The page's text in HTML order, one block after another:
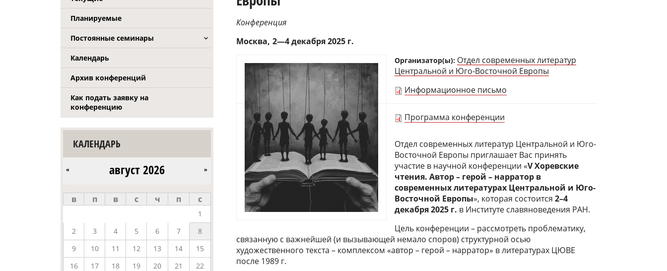
Планируемые
Постоянные семинары
Календарь
Архив конференций
Как подать заявку на
конференцию
КАЛЕНДАРЬ
август 2026
« »
в п в с ч п с
1
2
3 4 5 6 7
8
9
10 11 12 13 14
15
16
17 18 19 20 21
22
Конференция
Москва 2—4 декабря 2025 г.
Организатор(ы): Отдел современных литератур
Центральной и Юго-Восточной Европы
Информационное письмо
Программа конференции
Отдел современных литератур Центральной и Юго-
Восточной Европы приглашает Вас принять
участие в научной конференции «V Хоревские
чтения. Автор – герой – нарратор в
современных литературах Центральной и Юго-
Восточной Европы», которая состоится 2–4
декабря 2025 г. в Институте славяноведения РАН.
Цель конференции – рассмотреть проблематику,
связанную с важнейшей (и вызывающей немало споров) структурной осью
художественного текста – комплексом «автор – герой – нарратор» в литературах ЦЮВЕ
после 1989 г.